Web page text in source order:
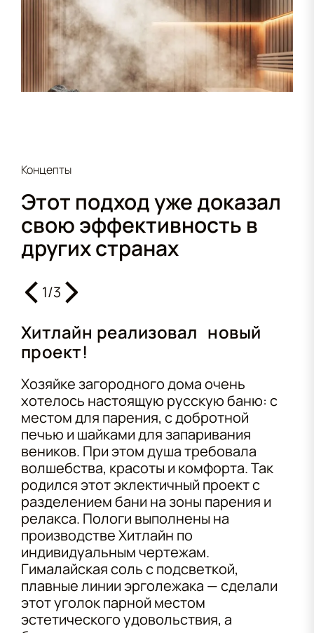
Концепты
Этот подход уже доказал
свою эффективность в
других странах
Хитлайн реализовал новый
проект!
Хозяйке загородного дома очень
хотелось настоящую русскую баню: с
местом для парения, с добротной
печью и шайками для запаривания
веников. При этом душа требовала
волшебства, красоты и комфорта. Так
родился этот эклектичный проект с
разделением бани на зоны парения и
релакса. Пологи выполнены на
производстве Хитлайн по
индивидуальным чертежам.
Гималайская соль с подсветкой,
плавные линии эрголежака — сделали
этот уголок парной местом
эстетического удовольствия, а
1/3